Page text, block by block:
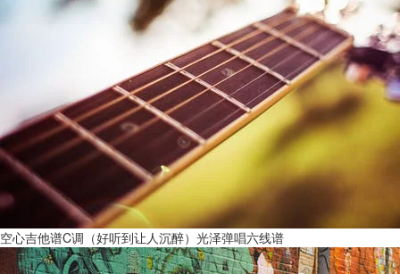
空心吉他谱C调（好听到让人沉醉）光泽弹唱六线谱